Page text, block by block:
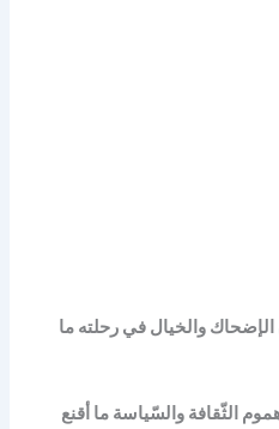
الإضحاك والخيال في رحلته ما
هموم الثّقافة والسّياسة ما أقنع